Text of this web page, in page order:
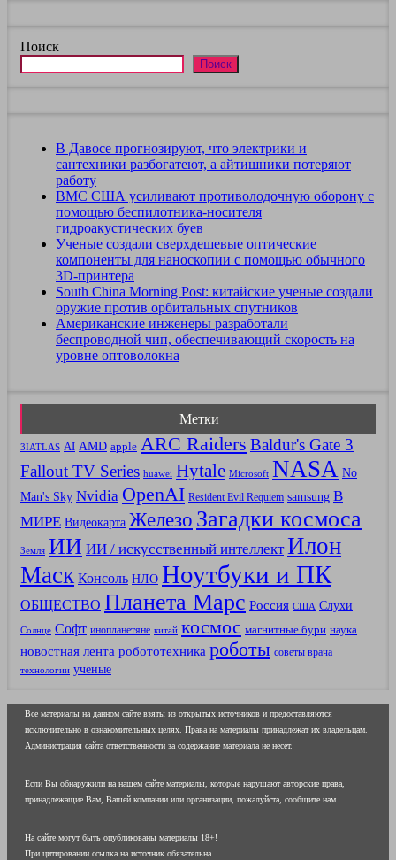
Поиск
Поиск
В Давосе прогнозируют, что электрики и
сантехники разбогатеют, а айтишники потеряют
работу
ВМС США усиливают противолодочную оборону с
помощью беспилотника-носителя
гидроакустических буев
Ученые создали сверхдешевые оптические
компоненты для наноскопии с помощью обычного
3D-принтера
South China Morning Post: китайские ученые создали
оружие против орбитальных спутников
Американские инженеры разработали
беспроводной чип, обеспечивающий скорость на
уровне оптоволокна
Метки
3IATLAS AI AMD apple ARC Raiders Baldur's Gate 3
Fallout TV Series huawei Hytale Microsoft NASA No
Man's Sky Nvidia OpenAI Resident Evil Requiem samsung В
МИРЕ Видеокарта Железо Загадки космоса
Земля ИИ ИИ / искусственный интеллект Илон
Маск Консоль НЛО Ноутбуки и ПК
ОБЩЕСТВО Планета Марс Россия США Слухи
Солнце Софт инопланетяне китай космос магнитные бури наука
новостная лента робототехника роботы советы врача
технологии ученые
Все материалы на данном сайте взяты из открытых источников и предоставляются
исключительно в ознакомительных целях. Права на материалы принадлежат их владельцам.
Администрация сайта ответственности за содержание материала не несет.
Если Вы обнаружили на нашем сайте материалы, которые нарушают авторские права,
принадлежащие Вам, Вашей компании или организации, пожалуйста, сообщите нам.
На сайте могут быть опубликованы материалы 18+!
При цитировании ссылка на источник обязательна.